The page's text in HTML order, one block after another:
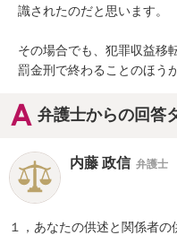
識されたのだと思います。
その場合でも、犯罪収益移
罰金刑で終わることのほう
弁護士からの回答
内藤 政信 弁護士
１，あなたの供述と関係者